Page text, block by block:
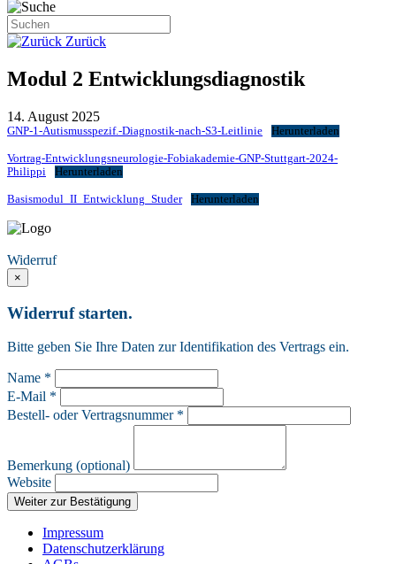
Zurück
Modul 2 Entwicklungsdiagnostik
14. August 2025
GNP-1-Autismusspezif.-Diagnostik-nach-S3-Leitlinie Herunterladen
Vortrag-Entwicklungsneurologie-Fobiakademie-GNP-Stuttgart-2024-
Philippi
Herunterladen
Basismodul_II_Entwicklung_Studer Herunterladen
Widerruf
×
Widerruf starten.
Bitte geben Sie Ihre Daten zur Identifikation des Vertrags ein.
Name *
E-Mail *
Bestell- oder Vertragsnummer *
Bemerkung (optional)
Website
Weiter zur Bestätigung
Impressum
Datenschutzerklärung